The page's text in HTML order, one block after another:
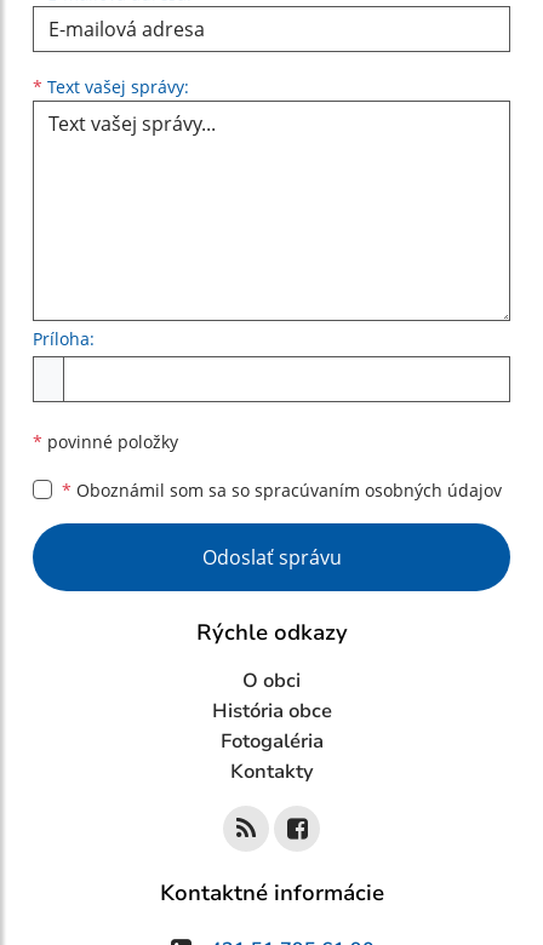
* Text vašej správy:
Príloha:
* povinné položky
* Oboznámil som sa so spracúvaním osobných údajov
Google reCaptcha Response
Odoslať správu
Rýchle odkazy
O obci
História obce
Fotogaléria
Kontakty
Kontaktné informácie